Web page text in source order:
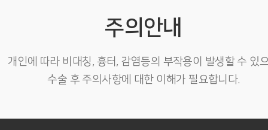
주의안내
개인에 따라 비대칭, 흉터, 감염등의 부작용이 발생할 수 있
수술 후 주의사항에 대한 이해가 필요합니다.